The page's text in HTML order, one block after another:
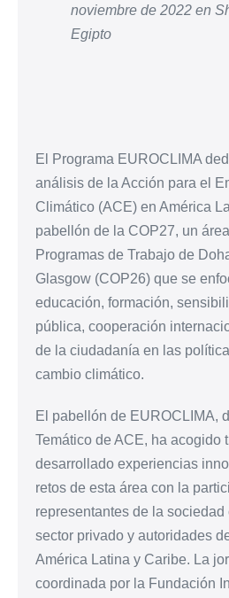
noviembre de 2022 en
Egipto
El Programa EUROCLIMA
análisis de la Acción para el
Climático (ACE) en América
pabellón de la COP27, un
Programas de Trabajo de
Glasgow (COP26) que se
educación, formación,
pública, cooperación
de la ciudadanía en las
cambio climático.
El pabellón de EUROCLIMA,
Temático de ACE, ha acogido
desarrollado experiencias
retos de esta área con la
representantes de la
sector privado y autoridades
América Latina y Caribe. La
coordinada por la Fundación